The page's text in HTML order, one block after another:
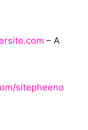
– A
sitepheeno